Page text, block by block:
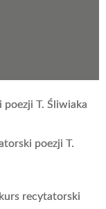
poezji T. Śliwiaka
poezji T.
recytatorski